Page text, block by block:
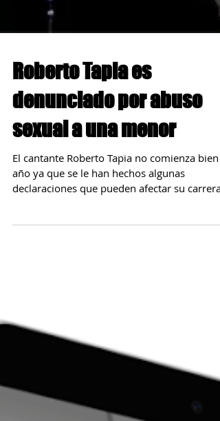
Roberto Tapia es
denunciado por abuso
sexual a una menor
El cantante Roberto Tapia no comienza bien
declaraciones que pueden afectar su carrera